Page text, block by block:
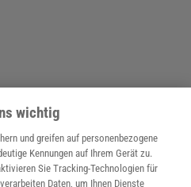
wichtig
und greifen auf personenbezogene
Kennungen auf Ihrem Gerät zu.
Sie Tracking-Technologien für
Daten, um Ihnen Dienste